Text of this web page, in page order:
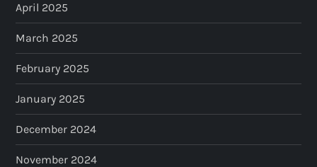
April 2025
March 2025
February 2025
January 2025
December 2024
November 2024